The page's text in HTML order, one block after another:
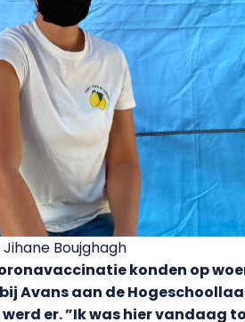
Boujghagh
konden op
Avans aan de
er. ”Ik was hier vandaag